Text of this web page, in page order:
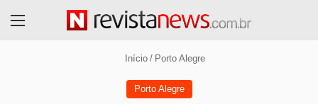
Início / Porto Alegre
Porto Alegre